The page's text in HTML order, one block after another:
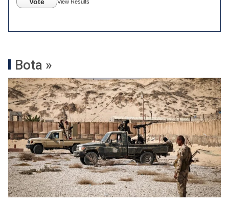
View Results
Bota »